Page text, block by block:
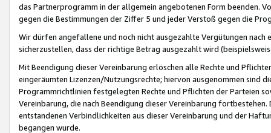
das Partnerprogramm in der allgemein angebotenen Form beenden.
gegen die Bestimmungen der Ziffer 5 und jeder Verstoß gegen die
Wir dürfen angefallene und noch nicht ausgezahlte Vergütungen
sicherzustellen, dass der richtige Betrag ausgezahlt wird
Mit Beendigung dieser Vereinbarung erlöschen alle Rechte und
eingeräumten Lizenzen/Nutzungsrechte; hiervon ausgenommen sind
Programmrichtlinien festgelegten Rechte und Pflichten der Parteien
Vereinbarung, die nach Beendigung dieser Vereinbarung
entstandenen Verbindlichkeiten aus dieser Vereinbarung und der
begangen wurde.